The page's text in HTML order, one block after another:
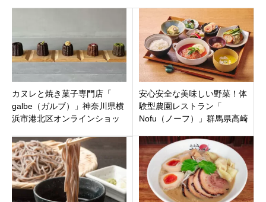
カヌレと焼き菓子専門店「
galbe（ガルブ）」神奈川県横
浜市港北区オンラインショッ
います
安心安全な美味しい野菜！体
験型農園レストラン「
Nofu（ノーフ）」群馬県高崎
です。